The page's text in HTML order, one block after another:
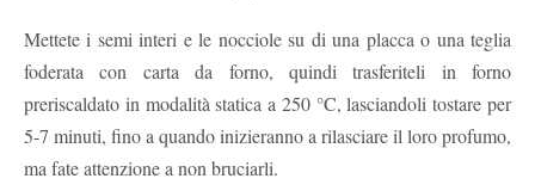
Mettete i semi interi e le nocciole su di una placca o una teglia
foderata con carta da forno, quindi trasferiteli in forno
preriscaldato in modalità statica a 250 °C, lasciandoli tostare per
5-7 minuti, fino a quando inizieranno a rilasciare il loro profumo,
ma fate attenzione a non bruciarli.